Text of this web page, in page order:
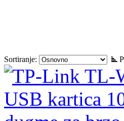
Sortiranje: